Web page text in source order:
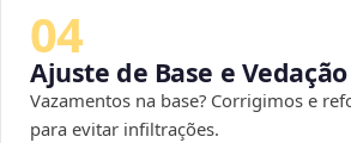
04
Ajuste de Base e Vedação
Vazamentos na base? Corrigimos e
para evitar infiltrações.